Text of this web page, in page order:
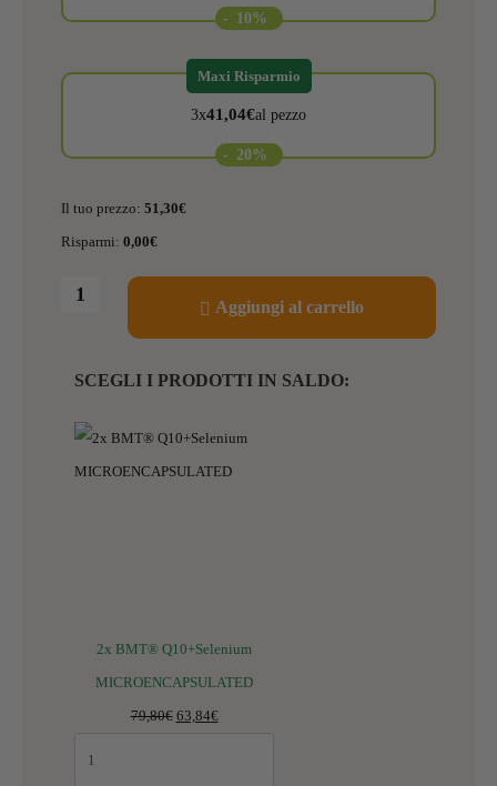
- 10%
3x41,04€al pezzo
- 20%
Maxi Risparmio
Il tuo prezzo: 51,30€
Risparmi: 0,00€
Aggiungi al carrello
SCEGLI I PRODOTTI IN SALDO:
2x BMT® Q10+Selenium
MICROENCAPSULATED
79,80€ 63,84€